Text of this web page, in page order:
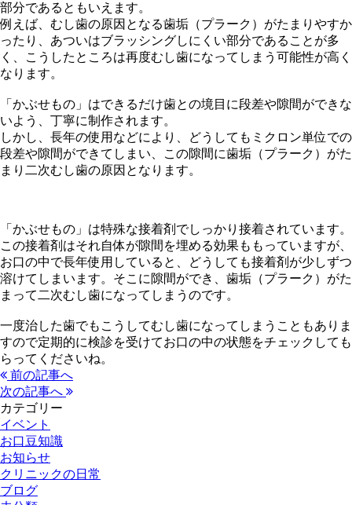
部分であるともいえます。
例えば、むし歯の原因となる歯垢（プラーク）がたまりやすか
ったり、あついはブラッシングしにくい部分であることが多
く、こうしたところは再度むし歯になってしまう可能性が高く
なります。
「かぶせもの」はできるだけ歯との境目に段差や隙間ができな
いよう、丁寧に制作されます。
しかし、長年の使用などにより、どうしてもミクロン単位での
段差や隙間ができてしまい、この隙間に歯垢（プラーク）がた
まり二次むし歯の原因となります。
「かぶせもの」は特殊な接着剤でしっかり接着されています。
この接着剤はそれ自体が隙間を埋める効果ももっていますが、
お口の中で長年使用していると、どうしても接着剤が少しずつ
溶けてしまいます。そこに隙間ができ、歯垢（プラーク）がた
まって二次むし歯になってしまうのです。
一度治した歯でもこうしてむし歯になってしまうこともありま
すので定期的に検診を受けてお口の中の状態をチェックしても
らってくださいね。
前の記事へ
次の記事へ
カテゴリー
イベント
お口豆知識
お知らせ
クリニックの日常
ブログ